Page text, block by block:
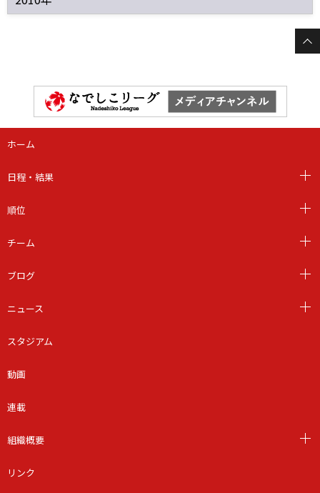
ホーム
日程・結果
順位
チーム
ブログ
ニュース
スタジアム
動画
連載
組織概要
リンク